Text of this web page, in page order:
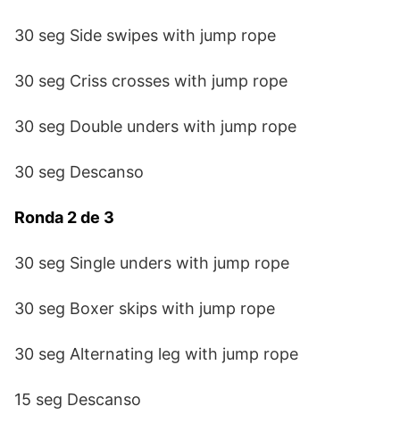
30 seg Side swipes with jump rope
30 seg Criss crosses with jump rope
30 seg Double unders with jump rope
30 seg Descanso
Ronda 2 de 3
30 seg Single unders with jump rope
30 seg Boxer skips with jump rope
30 seg Alternating leg with jump rope
15 seg Descanso